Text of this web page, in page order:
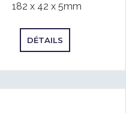
182 x 42 x 5mm
DÉTAILS